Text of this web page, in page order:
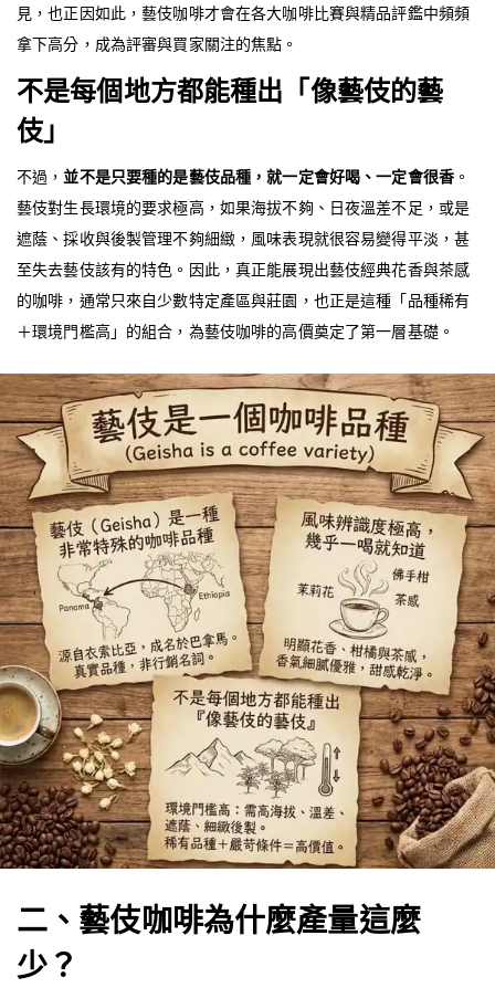
見，也正因如此，藝伎咖啡才會在各大咖啡比賽與精品評鑑中頻頻
拿下高分，成為評審與買家關注的焦點。
不是每個地方都能種出「像藝伎的藝
伎」
不過，並不是只要種的是藝伎品種，就一定會好喝、一定會很香。
藝伎對生長環境的要求極高，如果海拔不夠、日夜溫差不足，或是
遮蔭、採收與後製管理不夠細緻，風味表現就很容易變得平淡，甚
至失去藝伎該有的特色。因此，真正能展現出藝伎經典花香與茶感
的咖啡，通常只來自少數特定產區與莊園，也正是這種「品種稀有
＋環境門檻高」的組合，為藝伎咖啡的高價奠定了第一層基礎。
二、藝伎咖啡為什麼產量這麼
少？